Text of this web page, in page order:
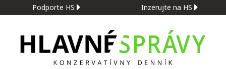
Podporte HS Inzerujte na HS